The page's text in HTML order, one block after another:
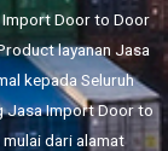
Import Door to Door
layanan Jasa
kepada Seluruh
Jasa Import Door to
dari alamat